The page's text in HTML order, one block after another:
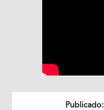
Publicado: